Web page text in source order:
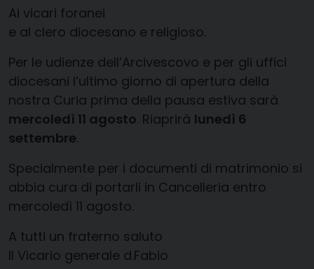
Ai vicari foranei
e al clero diocesano e religioso.
Per le udienze dell’Arcivescovo e per gli uffici
diocesani l’ultimo giorno di apertura della
nostra Curia prima della pausa estiva sarà
mercoledì 11 agosto. Riaprirà lunedì 6
settembre.
Specialmente per i documenti di matrimonio si
abbia cura di portarli in Cancelleria entro
mercoledì 11 agosto.
A tutti un fraterno saluto
Il Vicario generale d.Fabio